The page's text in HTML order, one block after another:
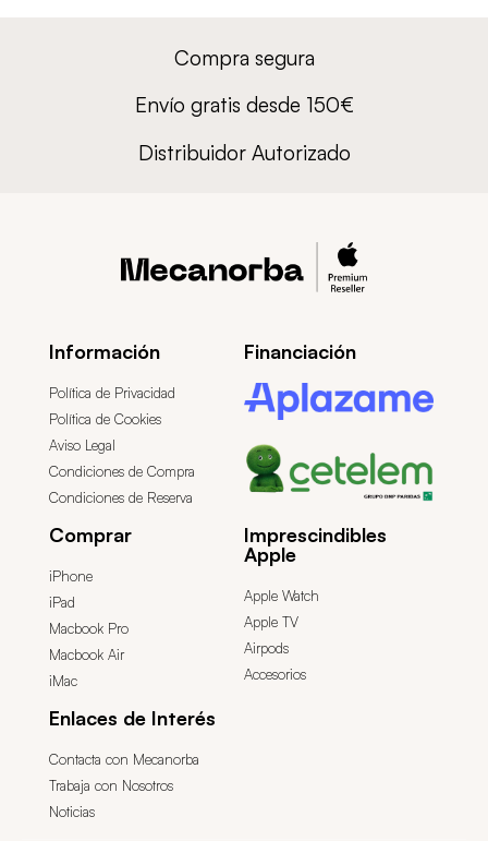
Compra segura
Envío gratis desde 150€
Distribuidor Autorizado
Información
Política de Privacidad
Política de Cookies
Aviso Legal
Condiciones de Compra
Condiciones de Reserva
Financiación
Comprar
iPhone
iPad
Macbook Pro
Macbook Air
iMac
Imprescindibles
Apple
Apple Watch
Apple TV
Airpods
Accesorios
Enlaces de Interés
Contacta con Mecanorba
Trabaja con Nosotros
Noticias